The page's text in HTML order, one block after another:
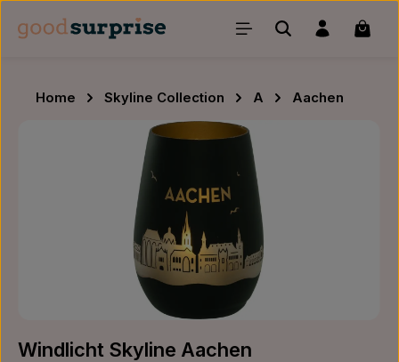
Zum Hauptinhalt springen
Home Skyline Collection A
Aachen
Bildergalerie überspringen
Windlicht Skyline Aachen